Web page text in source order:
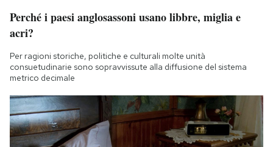
Perché i paesi anglosassoni usano libbre, miglia e
acri?
Per ragioni storiche, politiche e culturali molte unità
consuetudinarie sono sopravvissute alla diffusione del sistema
metrico decimale